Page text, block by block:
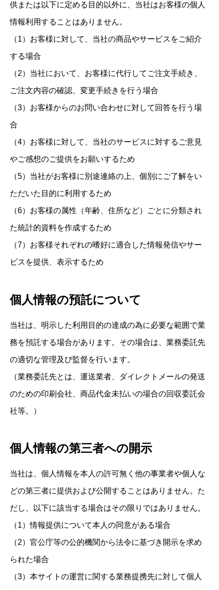
供または以下に定める目的以外に、当社はお客様の個人
情報利用することはありません。
（1）お客様に対して、当社の商品やサービスをご紹介
する場合
（2）当社において、お客様に代行してご注文手続き、
ご注文内容の確認、変更手続きを行う場合
（3）お客様からのお問い合わせに対して回答を行う場
合
（4）お客様に対して、当社のサービスに対するご意見
やご感想のご提供をお願いするため
（5）当社がお客様に別途連絡の上、個別にご了解をい
ただいた目的に利用するため
（6）お客様の属性（年齢、住所など）ごとに分類され
た統計的資料を作成するため
（7）お客様それぞれの嗜好に適合した情報発信やサー
ビスを提供、表示するため
個人情報の預託について
当社は、明示した利用目的の達成の為に必要な範囲で業
務を預託する場合があります。その場合は、業務委託先
の適切な管理及び監督を行います。
（業務委託先とは、運送業者、ダイレクトメールの発送
のための印刷会社、商品代金未払いの場合の回収委託会
社等。）
個人情報の第三者への開示
当社は、個人情報を本人の許可無く他の事業者や個人な
どの第三者に提供および公開することはありません。た
だし、以下に該当する場合はその限りではありません。
（1）情報提供について本人の同意がある場合
（2）官公庁等の公的機関から法令に基づき開示を求め
られた場合
（3）本サイトの運営に関する業務提携先に対して個人